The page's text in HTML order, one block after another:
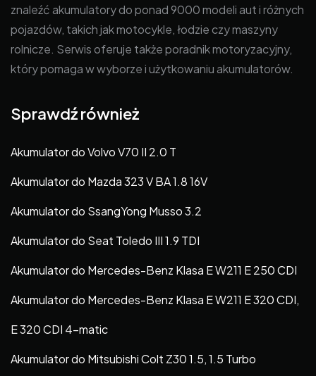
znaleźć akumulatory do ponad 9000 modeli aut i różnych
pojazdów, takich jak motocykle, łodzie czy maszyny
rolnicze. Serwis oferuje także poradnik motoryzacyjny,
który pomaga w wyborze i użytkowaniu akumulatorów.
Sprawdź również
Akumulator do Volvo V70 II 2.0 T
Akumulator do Mazda 323 V BA 1.8 16V
Akumulator do SsangYong Musso 3.2
Akumulator do Seat Toledo III 1.9 TDI
Akumulator do Mercedes-Benz Klasa E W211 E 250 CDI
Akumulator do Mercedes-Benz Klasa E W211 E 320 CDI,
E 320 CDI 4-matic
Akumulator do Mitsubishi Colt Z30 1.5, 1.5 Turbo